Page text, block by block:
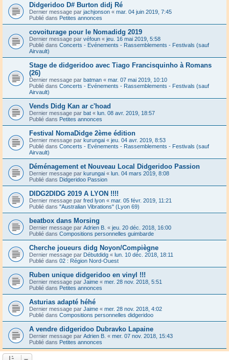
Didgeridoo D# Burton didj Ré
Dernier message par jachjonson « mar. 04 juin 2019, 7:45
Publié dans Petites annonces
covoiturage pour le Nomadidg 2019
Dernier message par véfoun « jeu. 16 mai 2019, 5:58
Publié dans Concerts - Evénements - Rassemblements - Festivals (sauf
Airvault)
Stage de didgeridoo avec Tiago Francisquinho à Romans
(26)
Dernier message par batman « mar. 07 mai 2019, 10:10
Publié dans Concerts - Evénements - Rassemblements - Festivals (sauf
Airvault)
Vends Didg Kan ar c'hoad
Dernier message par bat « lun. 08 avr. 2019, 18:57
Publié dans Petites annonces
Festival NomaDidge 2ème édition
Dernier message par kurungai « jeu. 04 avr. 2019, 8:53
Publié dans Concerts - Evénements - Rassemblements - Festivals (sauf
Airvault)
Déménagement et Nouveau Local Didgeridoo Passion
Dernier message par kurungai « lun. 04 mars 2019, 8:08
Publié dans Didgeridoo Passion
DIDG2DIDG 2019 A LYON !!!!
Dernier message par fred lyon « mar. 05 févr. 2019, 11:21
Publié dans "Australian Vibrations" (Lyon 69)
beatbox dans Morsing
Dernier message par Adrien B. « jeu. 20 déc. 2018, 16:00
Publié dans Compositions personnelles guimbarde
Cherche joueurs didg Noyon/Compiègne
Dernier message par Débutdidg « lun. 10 déc. 2018, 18:11
Publié dans 02 : Région Nord-Ouest
Ruben unique didgeridoo en vinyl !!!
Dernier message par Jaime « mer. 28 nov. 2018, 5:51
Publié dans Petites annonces
Asturias adapté héhé
Dernier message par Jaime « mer. 28 nov. 2018, 4:02
Publié dans Compositions personnelles didgeridoo
A vendre didgeridoo Dubravko Lapaine
Dernier message par Adrien B. « mer. 07 nov. 2018, 15:43
Publié dans Petites annonces